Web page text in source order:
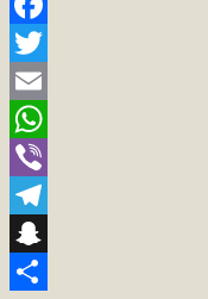
Facebook
Twitter
Email
WhatsApp
Viber
Telegram
Snapchat